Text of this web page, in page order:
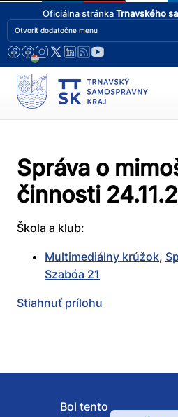
Oficiálna stránkaTrnavského
Otvoriť dodatočne menu
Správa o
činnosti
Škola a klub:
Multimediálny krúžok,
Szabóa 21
Stiahnuť prílohu
Bol tento